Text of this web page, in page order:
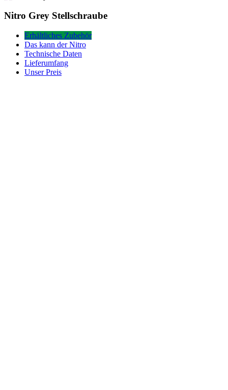
Nitro
Stellschraube
Nitro Grey Stellschraube
Erhältliches Zubehör
Das kann der Nitro
Technische Daten
Lieferumfang
Unser Preis